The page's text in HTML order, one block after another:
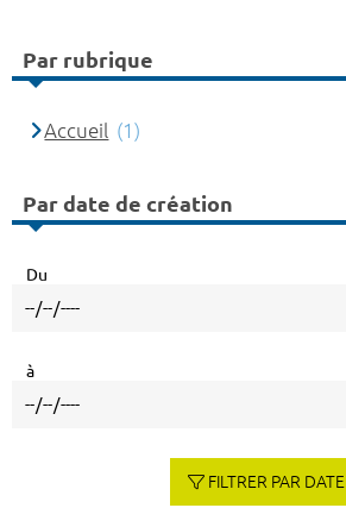
Par rubrique
Accueil (1)
Par date de création
Du
à
FILTRER PAR DATE